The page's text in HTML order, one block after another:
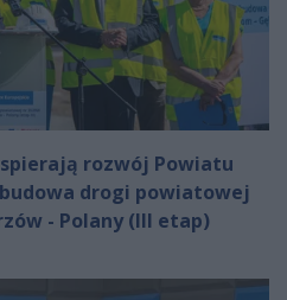
rozwój Powiatu
drogi powiatowej
- Polany (III etap)